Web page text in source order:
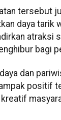
tersebut
daya tarik
atraksi
bagi
dan
positif